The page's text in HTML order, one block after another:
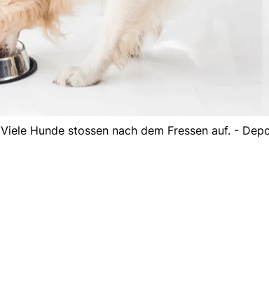
Viele Hunde stossen nach dem Fressen auf. -